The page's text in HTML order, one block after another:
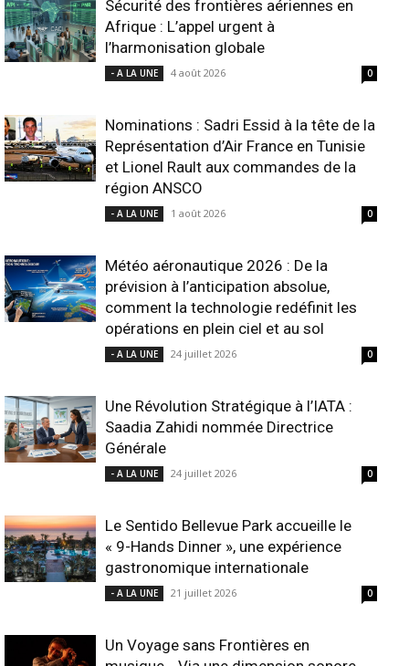
Sécurité des frontières aériennes en
Afrique : L’appel urgent à
l’harmonisation globale
- A LA UNE 4 août 2026 0
Nominations : Sadri Essid à la tête de la
Représentation d’Air France en Tunisie
et Lionel Rault aux commandes de la
région ANSCO
- A LA UNE 1 août 2026 0
Météo aéronautique 2026 : De la
prévision à l’anticipation absolue,
comment la technologie redéfinit les
opérations en plein ciel et au sol
- A LA UNE 24 juillet 2026 0
Une Révolution Stratégique à l’IATA :
Saadia Zahidi nommée Directrice
Générale
- A LA UNE 24 juillet 2026 0
Le Sentido Bellevue Park accueille le
« 9-Hands Dinner », une expérience
gastronomique internationale
- A LA UNE 21 juillet 2026 0
Un Voyage sans Frontières en